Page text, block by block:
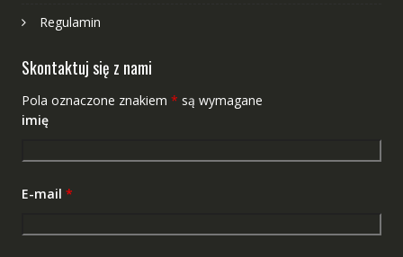
Regulamin
Skontaktuj się z nami
Pola oznaczone znakiem * są wymagane
imię
E-mail *